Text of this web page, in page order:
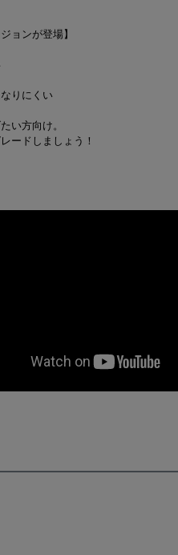
ョンが登場】
りにくい
い方向け。
ードしましょう！